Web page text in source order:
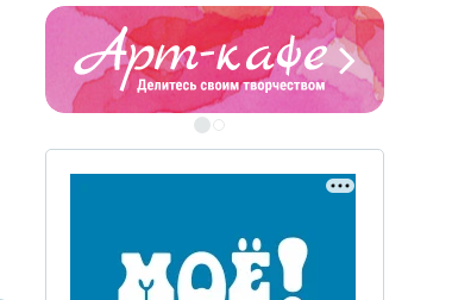
ЭТО БЫЛО В
Книга памяти воронежских